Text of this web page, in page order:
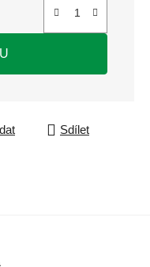
Sdílet